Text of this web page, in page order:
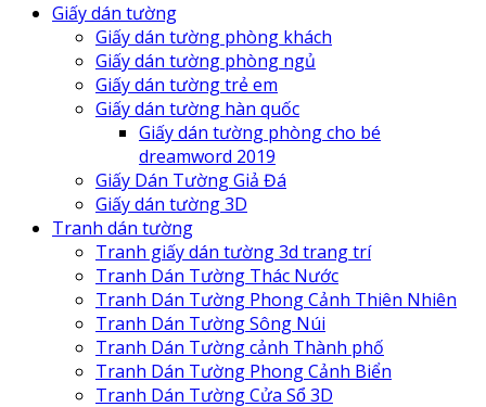
Giấy dán tường
Giấy dán tường phòng khách
Giấy dán tường phòng ngủ
Giấy dán tường trẻ em
Giấy dán tường hàn quốc
Giấy dán tường phòng cho bé
dreamword 2019
Giấy Dán Tường Giả Đá
Giấy dán tường 3D
Tranh dán tường
Tranh giấy dán tường 3d trang trí
Tranh Dán Tường Thác Nước
Tranh Dán Tường Phong Cảnh Thiên Nhiên
Tranh Dán Tường Sông Núi
Tranh Dán Tường cảnh Thành phố
Tranh Dán Tường Phong Cảnh Biển
Tranh Dán Tường Cửa Sổ 3D